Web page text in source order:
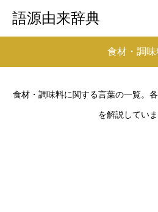
語源由来辞典
食材・調味
食材・調味料に関する言葉の一覧。
を解説していま